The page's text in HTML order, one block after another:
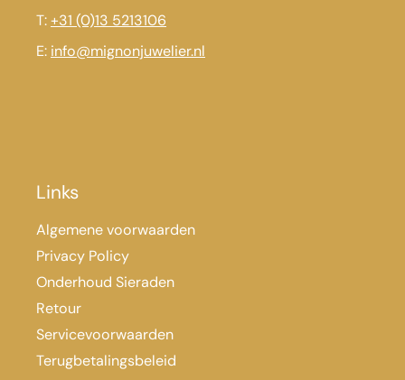
T:+31 (0)13 5213106
E: info@mignonjuwelier.nl
Links
Algemene voorwaarden
Privacy Policy
Onderhoud Sieraden
Retour
Servicevoorwaarden
Terugbetalingsbeleid